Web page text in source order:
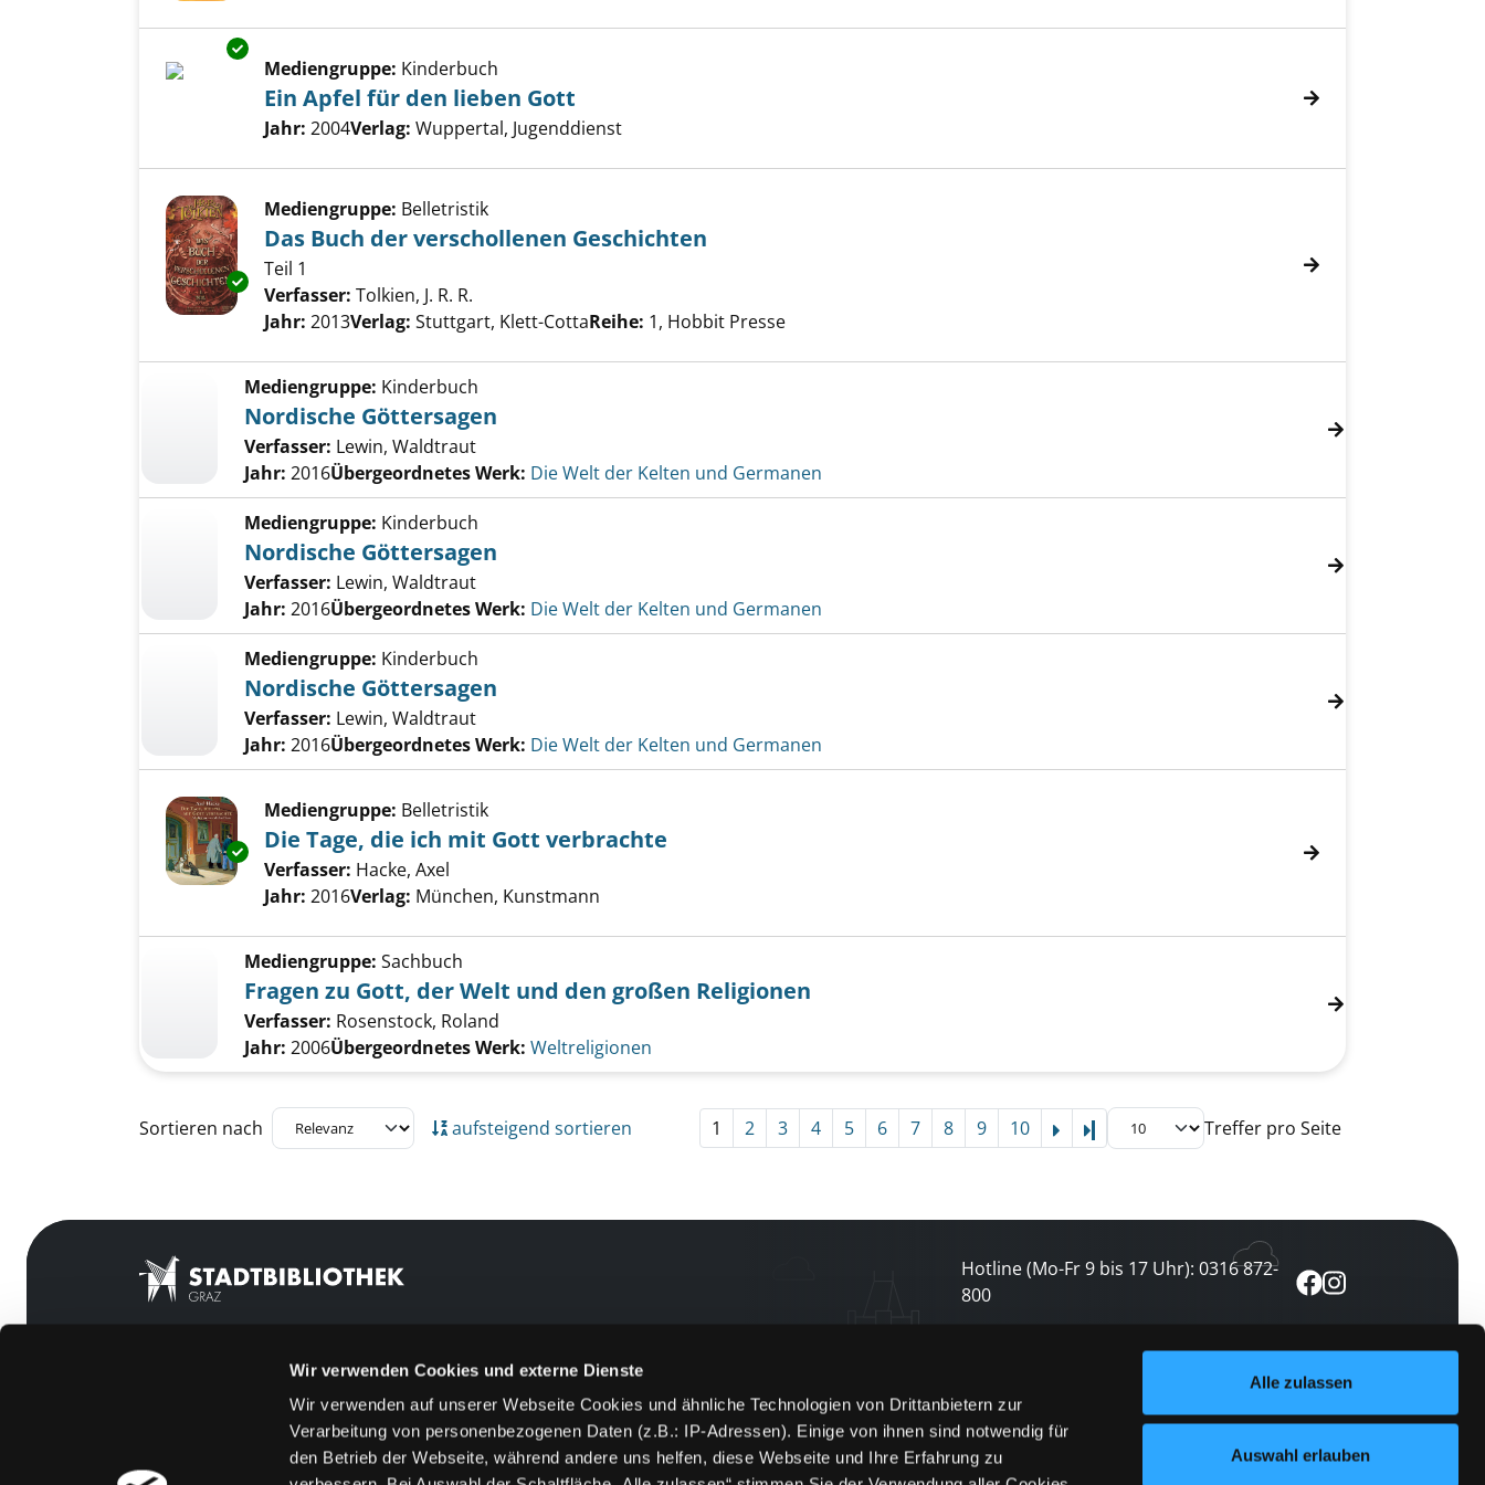
Wir verwenden Cookies und externe Dienste
Wir verwenden auf unserer Webseite Cookies und ähnliche Technologien von Drittanbietern zur
Verarbeitung von personenbezogenen Daten (z.B.: IP-Adressen). Einige von ihnen sind notwendig für
den Betrieb der Webseite, während andere uns helfen, diese Webseite und Ihre Erfahrung zu
Alle zulassen
Auswahl erlauben
Exemplar-Details von Ein Apfel für den lieben Gott anzeigen
Mediengruppe: Kinderbuch
Ein Apfel für den lieben Gott
Suche nach diesem Verfasser
Jahr: 2004Verlag: Wuppertal, Jugenddienst
Exemplar-Details von Das Buch der verschollenen Geschichten anzeigen
Mediengruppe: Belletristik
Das Buch der verschollenen Geschichten
Teil 1
Verfasser: Tolkien, J. R. R.
Jahr: 2013Verlag: Stuttgart, Klett-CottaReihe: 1, Hobbit Presse
Mediengruppe: Kinderbuch
Nordische Göttersagen
Verfasser: Lewin, Waldtraut
Jahr: 2016Übergeordnetes Werk: Die Welt der Kelten und Germanen
Mediengruppe: Kinderbuch
Nordische Göttersagen
Verfasser: Lewin, Waldtraut
Jahr: 2016Übergeordnetes Werk: Die Welt der Kelten und Germanen
Mediengruppe: Kinderbuch
Nordische Göttersagen
Verfasser: Lewin, Waldtraut
Jahr: 2016Übergeordnetes Werk: Die Welt der Kelten und Germanen
Exemplar-Details von Die Tage, die ich mit Gott verbrachte anzeigen
Mediengruppe: Belletristik
Die Tage, die ich mit Gott verbrachte
Verfasser: Hacke, Axel
Jahr: 2016Verlag: München, Kunstmann
Mediengruppe: Sachbuch
Fragen zu Gott, der Welt und den großen Religionen
Verfasser: Rosenstock, Roland
Jahr: 2006Übergeordnetes Werk: Weltreligionen
Zu den Suchfiltern springen
Sortieren nach aufsteigend sortieren 1 2 3 4 5 6 7 8 9 10 Letzte Seite Treffer pro Seite
Hotline (Mo-Fr 9 bis 17 Uhr): 0316 872-
800
Feedback
Kontakt
Über uns
Newsletter abonnieren
und keine Veranstaltung verpassen
jetzt abonnieren